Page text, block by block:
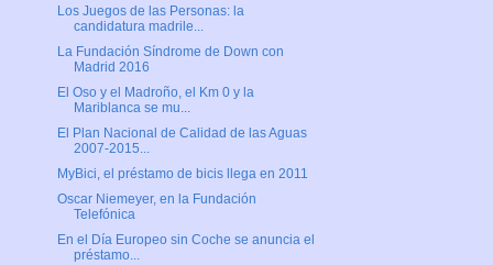
Los Juegos de las Personas: la
candidatura madrile...
La Fundación Síndrome de Down con
Madrid 2016
El Oso y el Madroño, el Km 0 y la
Mariblanca se mu...
El Plan Nacional de Calidad de las Aguas
2007-2015...
MyBici, el préstamo de bicis llega en 2011
Oscar Niemeyer, en la Fundación
Telefónica
En el Día Europeo sin Coche se anuncia el
préstamo...